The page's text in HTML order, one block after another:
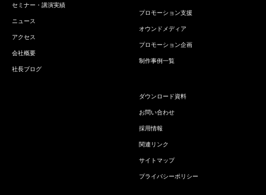
セミナー・講演実績
ニュース
アクセス
会社概要
社長ブログ
プロモーション支援
オウンドメディア
プロモーション企画
制作事例一覧
ダウンロード資料
お問い合わせ
採用情報
関連リンク
サイトマップ
プライバシーポリシー